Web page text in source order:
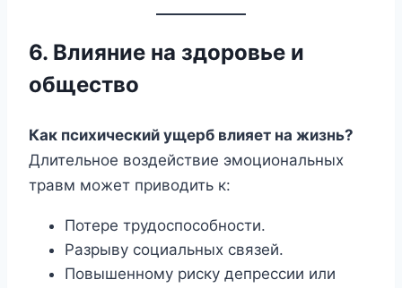
6. Влияние на здоровье и
общество
Как психический ущерб влияет на жизнь?
Длительное воздействие эмоциональных
травм может приводить к:
Потере трудоспособности.
Разрыву социальных связей.
Повышенному риску депрессии или